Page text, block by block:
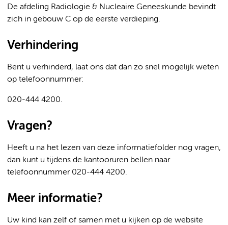
De afdeling Radiologie & Nucleaire Geneeskunde bevindt
zich in gebouw C op de eerste verdieping.
Verhindering
Bent u verhinderd, laat ons dat dan zo snel mogelijk weten
op telefoonnummer:
020-444 4200.
Vragen?
Heeft u na het lezen van deze informatiefolder nog vragen,
dan kunt u tijdens de kantooruren bellen naar
telefoonnummer 020-444 4200.
Meer informatie?
Uw kind kan zelf of samen met u kijken op de website